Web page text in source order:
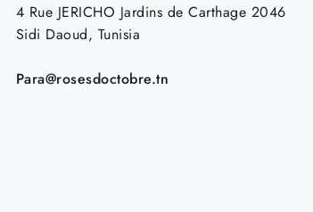
4 Rue JERICHO Jardins de Carthage 2046
Sidi Daoud, Tunisia
Para@rosesdoctobre.tn